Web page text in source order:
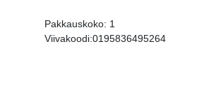
Pakkauskoko: 1
Viivakoodi:0195836495264